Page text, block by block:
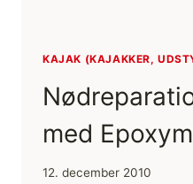
KAJAK (KAJAKKER,
med
12. december 2010